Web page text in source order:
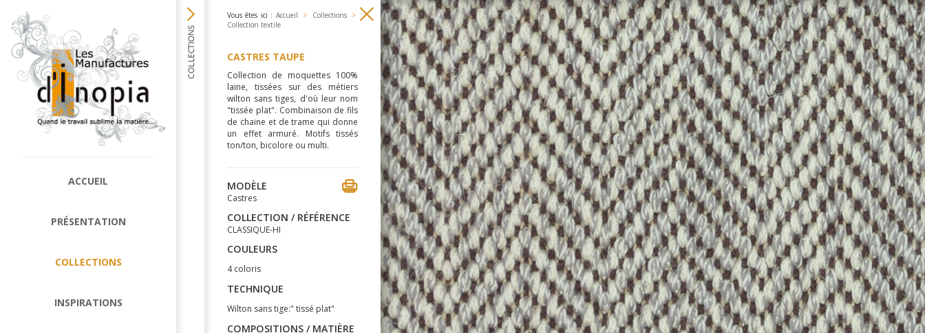
ACCUEIL
PRÉSENTATION
COLLECTIONS
INSPIRATIONS
Vous êtes ici : Accueil > Collections
>
Collection textile
CASTRES TAUPE
Collection de moquettes 100%
laine, tissées sur des métiers
wilton sans tiges, d'où leur nom
"tissée plat". Combinaison de fils
de chaine et de trame qui donne
un effet armuré. Motifs tissés
ton/ton, bicolore ou multi.
MODÈLE
Castres
COLLECTION / RÉFÉRENCE
CLASSIQUE-HI
COULEURS
4 coloris
TECHNIQUE
Wilton sans tige:" tissé plat"
COMPOSITIONS / MATIÈRE